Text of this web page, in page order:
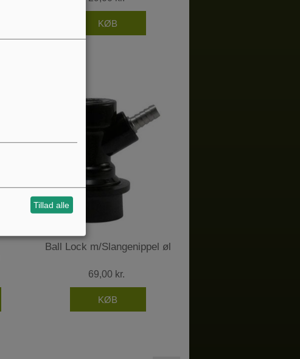
Ball Lock m/Slangenippel øl
69,00 kr.
Tillad alle